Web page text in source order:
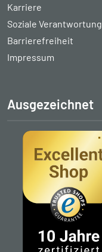
Karriere
Soziale Verantwortung
Barrierefreiheit
Impressum
Ausgezeichnet